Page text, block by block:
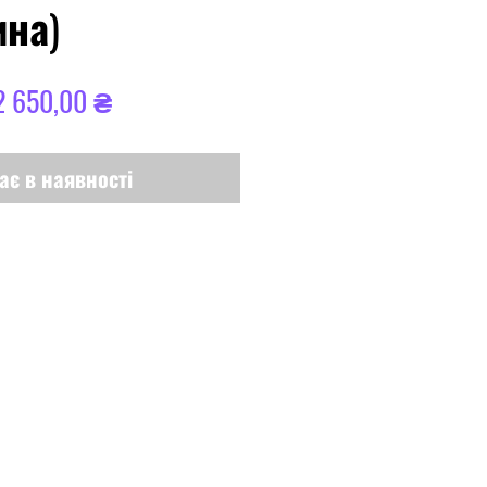
650,00 ₴За
в наявності